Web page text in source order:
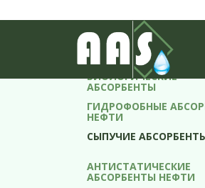
АБСОРБЕНТЫ
АБСОРБИРУЮЩИЕ
БИОЛОГИЧЕСКИЕ
АБСОРБЕНТЫ
ГИДРОФОБНЫЕ
НЕФТИ
СЫПУЧИЕ
АНТИСТАТИЧЕСКИЕ
АБСОРБЕНТЫ НЕФТИ